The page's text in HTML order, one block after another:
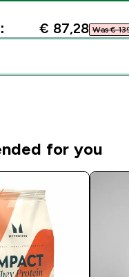
€ 87,28‎ Was €
for you